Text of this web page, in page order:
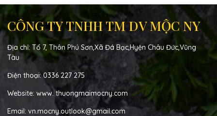
CÔNG TY TNHH TM DV MỘC NY
Địa chỉ: Tổ 7, Thôn Phú Sơn,Xã Đá Bạc,Hyện Châu Đức,Vũng
Tàu
Điện thoại: 0336 227 275
Website: www. thuongmaimocny.com
Email: vn.mocny.outlook@gmail.com